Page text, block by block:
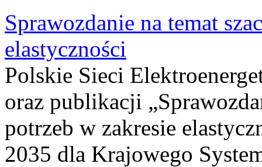
Sprawozdanie na temat
elastyczności
Polskie Sieci
oraz publikacji
potrzeb w zakresie
2035 dla Krajowego